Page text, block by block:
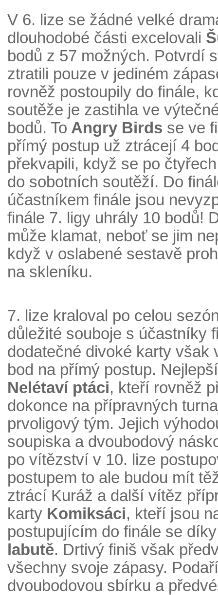
V 6. lize se žádné velké
dlouhodobé části excelovali
bodů z 57 možných. Potvrdí
ztratili pouze v jediném
rovněž postoupily do finále,
soutěže je zastihla ve
bodů. To Angry Birds se ve
přímý postup už ztrácejí 4
překvapili, když se po
do sobotních soutěží. Do
účastníkem finále jsou
finále 7. ligy uhrály 10 bodů!
může klamat, neboť se jim
když v oslabené sestavě
na skleníku.
7. lize kraloval po celou
důležité souboje s účastníky
dodatečné divoké karty však
bod na přímý postup.
Nelétaví ptáci, kteří rovněž
dokonce na přípravných
prvoligový tým. Jejich
soupiska a dvoubodový
po vítězství v 10. lize
postupem to ale budou mít
ztrácí Kuráž a další vítěz
karty Komiksáci, kteří jsou
postupujícím do finále se
labutě. Drtivý finiš však
všechny svoje zápasy.
dvoubodovou sbírku a